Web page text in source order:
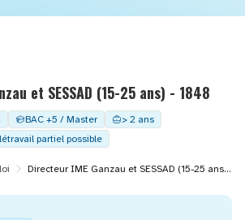
et SESSAD (15-25 ans) - 1848
BAC +5 / Master
> 2 ans
partiel possible
Directeur IME Ganzau et SESSAD (15-25 ans) - 1848